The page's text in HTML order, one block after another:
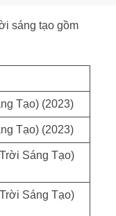
sáng tạo gồm
Tạo) (2023)
Tạo) (2023)
Sáng Tạo)
Sáng Tạo)